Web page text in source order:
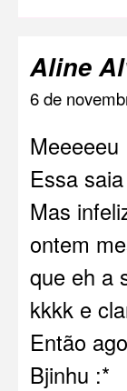
Aline
6 de
Essa
Mas
ontem
que eh a
kkkk e
Então
Bjinhu :*